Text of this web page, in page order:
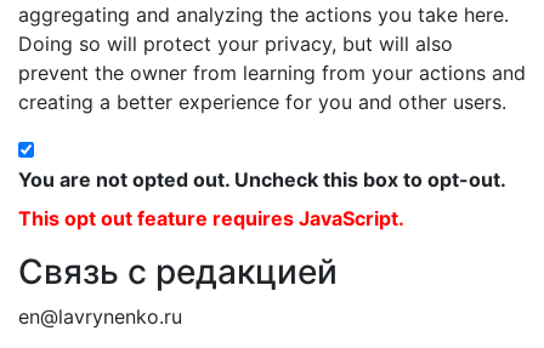
aggregating and analyzing the actions you take here.
Doing so will protect your privacy, but will also
prevent the owner from learning from your actions and
creating a better experience for you and other users.
You are not opted out. Uncheck this box to opt-out.
This opt out feature requires JavaScript.
Связь с редакцией
en@lavrynenko.ru